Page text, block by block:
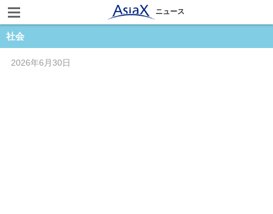
ニュース
社会
2026年6月30日